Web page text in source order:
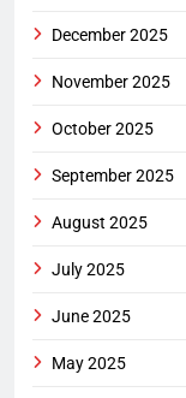
December 2025
November 2025
October 2025
September 2025
August 2025
July 2025
June 2025
May 2025